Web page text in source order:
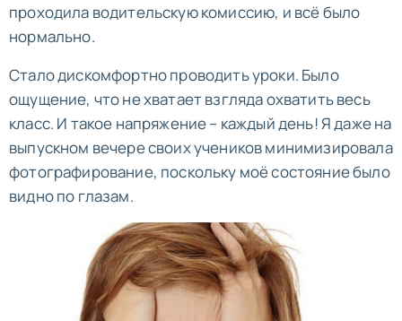
проходила водительскую комиссию, и всё было
нормально.
Стало дискомфортно проводить уроки. Было
ощущение, что не хватает взгляда охватить весь
класс. И такое напряжение – каждый день! Я даже на
выпускном вечере своих учеников минимизировала
фотографирование, поскольку моё состояние было
видно по глазам.